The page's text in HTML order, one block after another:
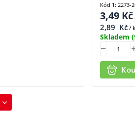
3,49 Kč
2,89 Kč/
Skladem
Kód 1: 2273-